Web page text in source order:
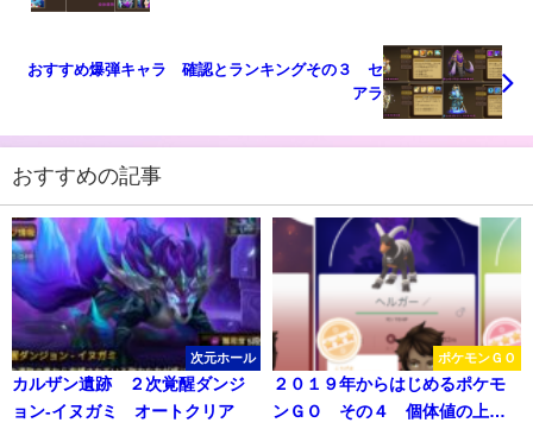
おすすめ爆弾キャラ 確認とランキングその３ セ
アラ
おすすめの記事
次元ホール
カルザン遺跡 ２次覚醒ダンジ
ョン-イヌガミ オートクリア
ポケモンＧＯ
２０１９年からはじめるポケモ
ンＧＯ その４ 個体値の上げ